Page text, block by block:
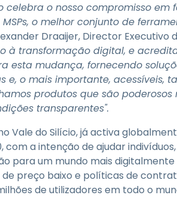
celebra o nosso compromisso em
o melhor conjunto de
Draaijer, Director Executivo
à transformação digital, e
esta mudança, fornecendo
e, o mais importante,
produtos que são
transparentes".
Vale do Silício, já activa
a intenção de ajudar
para um mundo mais
preço baixo e políticas de
de utilizadores em todo o